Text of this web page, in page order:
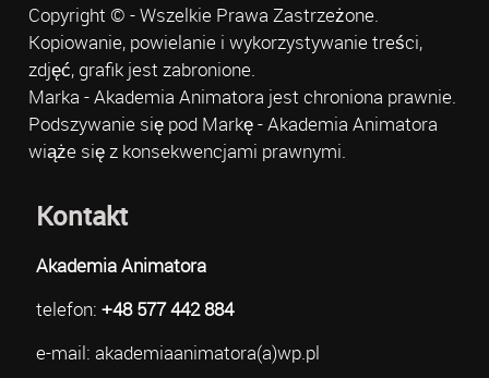
Copyright © - Wszelkie Prawa Zastrzeżone.
Kopiowanie, powielanie i wykorzystywanie treści,
zdjęć, grafik jest zabronione.
Marka - Akademia Animatora jest chroniona prawnie.
Podszywanie się pod Markę - Akademia Animatora
wiąże się z konsekwencjami prawnymi.
Kontakt
Akademia Animatora
telefon: +48 577 442 884
e-mail: akademiaanimatora(a)wp.pl